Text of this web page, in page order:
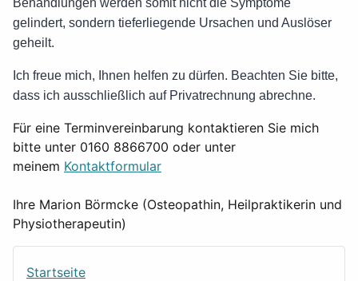
Behandlungen werden somit nicht die Symptome
gelindert, sondern tieferliegende Ursachen und Auslöser
geheilt.
Ich freue mich, Ihnen helfen zu dürfen. Beachten Sie bitte,
dass ich ausschließlich auf Privatrechnung abrechne.
Für eine Terminvereinbarung kontaktieren Sie mich
bitte unter 0160 8866700 oder unter
meinem Kontaktformular
Ihre Marion Börmcke (Osteopathin, Heilpraktikerin und
Physiotherapeutin)
Startseite